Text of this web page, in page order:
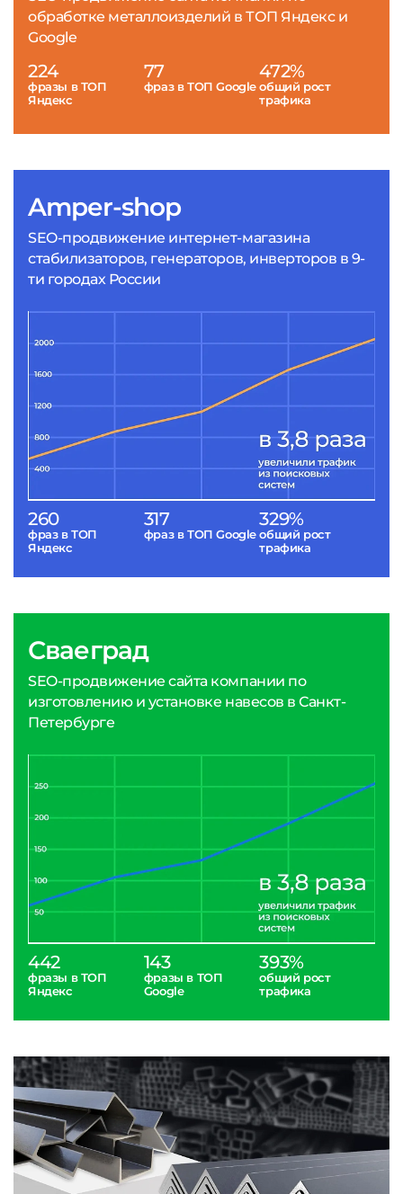
Amper-shop
SEO-продвижение интернет-магазина
стабилизаторов, генераторов, инверторов в 9-
ти городах России
260
фраз в ТОП
Яндекс
317
фраз в ТОП Google
329%
общий рост
трафика
обработке металлоизделий в ТОП Яндекс и
Google
224
фразы в ТОП
Яндекс
77
фраз в ТОП Google
472%
общий рост
трафика
Сваеград
SEO-продвижение сайта компании по
изготовлению и установке навесов в Санкт-
Петербурге
442
фразы в ТОП
Яндекс
143
фразы в ТОП
Google
393%
общий рост
трафика